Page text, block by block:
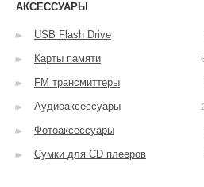
АКСЕССУАРЫ
USB Flash Drive
Карты памяти
FM трансмиттеры
Аудиоаксессуары
Фотоаксессуары
Сумки для CD плееров